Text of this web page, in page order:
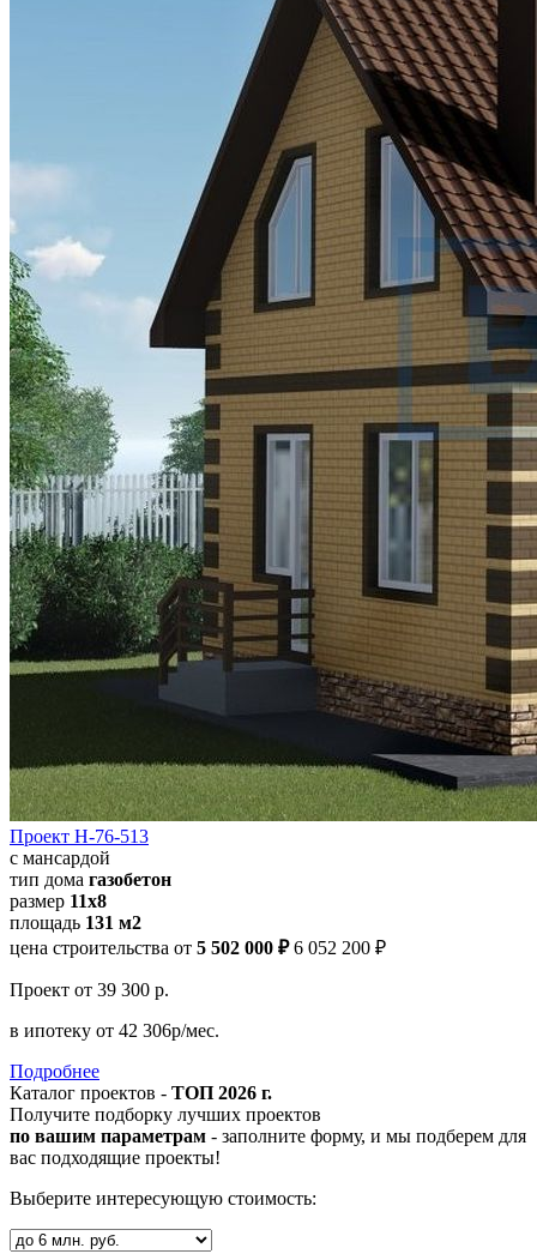
Проект Н-76-513
с мансардой
тип дома газобетон
размер 11х8
площадь 131 м2
цена строительства от 5 502 000 ₽ 6 052 200 ₽
Проект от 39 300 р.
в ипотеку от 42 306р/мес.
Подробнее
Каталог проектов - ТОП 2026 г.
Получите подборку лучших проектов
по вашим параметрам - заполните форму, и мы подберем для
вас подходящие проекты!
Выберите интересующую стоимость: